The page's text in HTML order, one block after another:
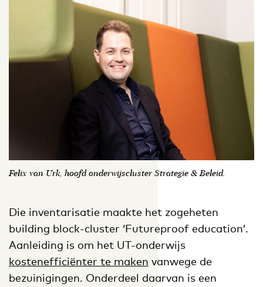
Felix van Urk, hoofd onderwijscluster Strategie & Beleid.
Die inventarisatie maakte het zogeheten
building block-cluster ‘Futureproof education’.
Aanleiding is om het UT-onderwijs
kostenefficiënter te maken vanwege de
bezuinigingen. Onderdeel daarvan is een